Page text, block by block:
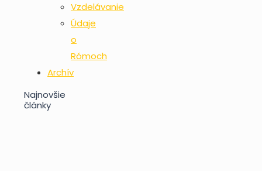
Vzdelávanie
Údaje
o
Rómoch
Archív
Najnovšie
články